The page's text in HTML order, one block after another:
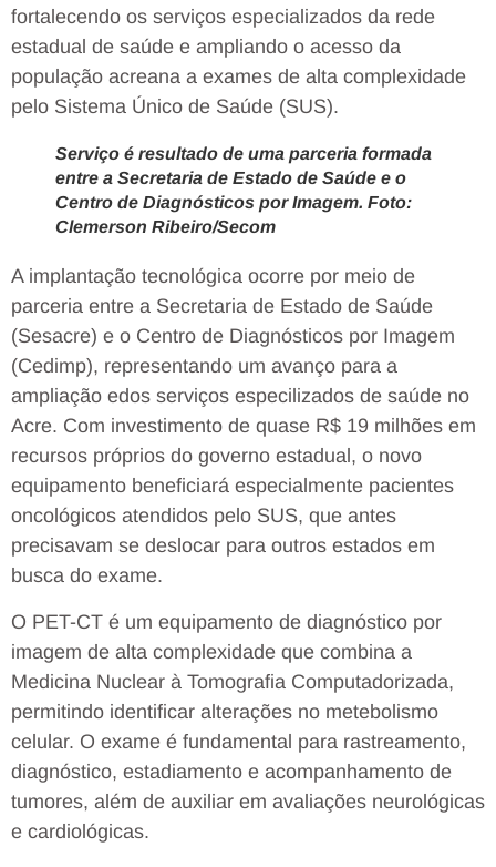
fortalecendo os serviços especializados da rede
estadual de saúde e ampliando o acesso da
população acreana a exames de alta complexidade
pelo Sistema Único de Saúde (SUS).
Serviço é resultado de uma parceria formada
entre a Secretaria de Estado de Saúde e o
Centro de Diagnósticos por Imagem. Foto:
Clemerson Ribeiro/Secom
A implantação tecnológica ocorre por meio de
parceria entre a Secretaria de Estado de Saúde
(Sesacre) e o Centro de Diagnósticos por Imagem
(Cedimp), representando um avanço para a
ampliação edos serviços especilizados de saúde no
Acre. Com investimento de quase R$ 19 milhões em
recursos próprios do governo estadual, o novo
equipamento beneficiará especialmente pacientes
oncológicos atendidos pelo SUS, que antes
precisavam se deslocar para outros estados em
busca do exame.
O PET-CT é um equipamento de diagnóstico por
imagem de alta complexidade que combina a
Medicina Nuclear à Tomografia Computadorizada,
permitindo identificar alterações no metebolismo
celular. O exame é fundamental para rastreamento,
diagnóstico, estadiamento e acompanhamento de
tumores, além de auxiliar em avaliações neurológicas
e cardiológicas.